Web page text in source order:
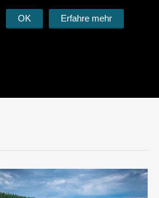
OK Erfahre mehr